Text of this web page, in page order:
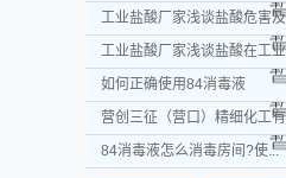
工业盐酸厂家浅谈盐酸危害
工业盐酸厂家浅谈盐酸在工
如何正确使用84消毒液
营创三征（营口）精细化工
84消毒液怎么消毒房间?使...